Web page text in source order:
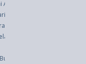
Pertama Kerja
Limbah Plastik
Yuk Intip Cara
pada Prestasinya